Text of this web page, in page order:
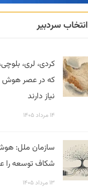
انتخاب سردبیر
کردی، لری،
که در عصر هوش
نیاز دارند
۱۴ مرداد ۱۴۰۵
سازمان ملل:
شکاف توسعه را
۱۳ مرداد ۱۴۰۵